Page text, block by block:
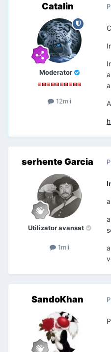
Catalin
Moderator
12mii
serhente Garcia
Utilizator avansat
1mii
SandoKhan